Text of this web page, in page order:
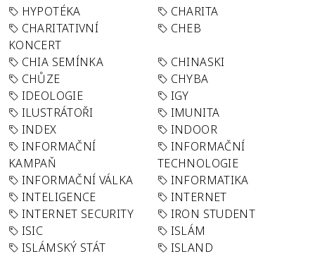
HYPOTÉKA
CHARITA
CHARITATIVNÍ
KONCERT
CHEB
CHIA SEMÍNKA
CHINASKI
CHŮZE
CHYBA
IDEOLOGIE
IGY
ILUSTRÁTOŘI
IMUNITA
INDEX
INDOOR
INFORMAČNÍ
KAMPAŇ
INFORMAČNÍ
TECHNOLOGIE
INFORMAČNÍ VÁLKA
INFORMATIKA
INTELIGENCE
INTERNET
INTERNET SECURITY
IRON STUDENT
ISIC
ISLÁM
ISLÁMSKÝ STÁT
ISLAND